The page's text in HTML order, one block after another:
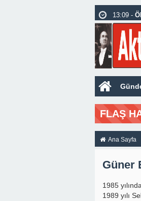
13:09 -
10:36 -
09:34 -
11:58 -
11:37 -
10:37 -
09:59 -
FLAŞ
Ana Sayfa
Güner
1985
1989 yılı